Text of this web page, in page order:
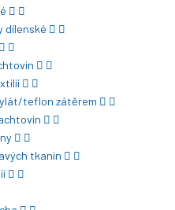
dílenské
teflon zátěrem
tkanin